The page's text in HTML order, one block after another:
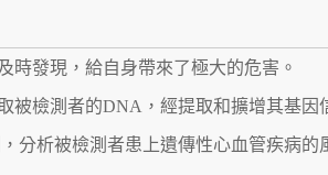
時發現，給自身帶來了極大的危害。
被檢測者的DNA，經提取和擴增其基因
分析被檢測者患上遺傳性心血管疾病的